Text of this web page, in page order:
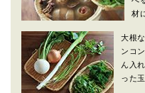
材
大根
ンコ
ん入
った